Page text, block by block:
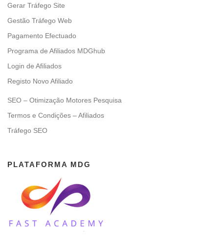
Gerar Tráfego Site
Gestão Tráfego Web
Pagamento Efectuado
Programa de Afiliados MDGhub
Login de Afiliados
Registo Novo Afiliado
SEO – Otimização Motores Pesquisa
Termos e Condições – Afiliados
Tráfego SEO
PLATAFORMA MDG